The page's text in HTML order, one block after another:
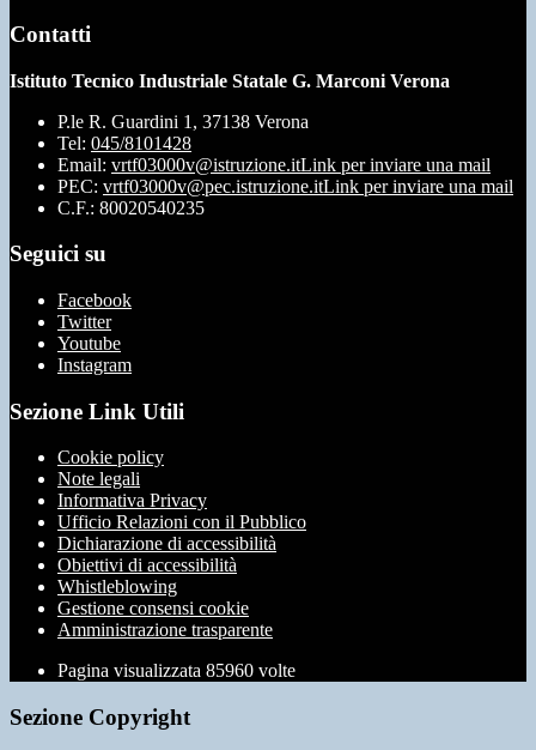
Contatti
Istituto Tecnico Industriale Statale G. Marconi Verona
P.le R. Guardini 1, 37138 Verona
Tel: 045/8101428
Email: vrtf03000v@istruzione.itLink per inviare una mail
PEC: vrtf03000v@pec.istruzione.itLink per inviare una mail
C.F.: 80020540235
Seguici su
Facebook
Twitter
Youtube
Instagram
Sezione Link Utili
Cookie policy
Note legali
Informativa Privacy
Ufficio Relazioni con il Pubblico
Dichiarazione di accessibilità
Obiettivi di accessibilità
Whistleblowing
Gestione consensi cookie
Amministrazione trasparente
Pagina visualizzata 85960 volte
Sezione Copyright